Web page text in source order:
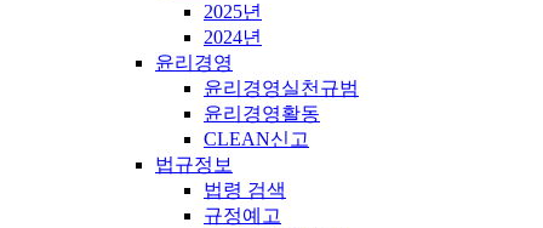
2025년
2024년
윤리경영
윤리경영실천규범
윤리경영활동
CLEAN신고
법규정보
법령 검색
규정예고